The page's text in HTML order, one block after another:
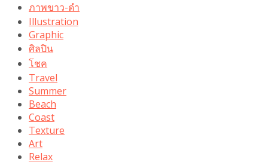
ภาพขาว-ดำ
Illustration
Graphic
ศิลปิน
โชค
Travel
Summer
Beach
Coast
Texture
Art
Relax